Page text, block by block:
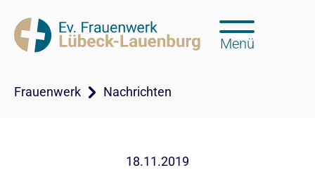
Menü
Frauenwerk Nachrichten
18.11.2019